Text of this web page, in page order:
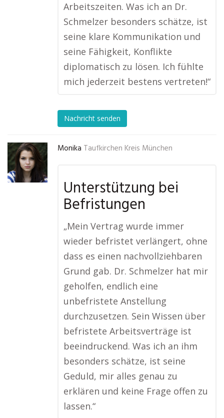
Arbeitszeiten. Was ich an Dr.
Schmelzer besonders schätze, ist
seine klare Kommunikation und
seine Fähigkeit, Konflikte
diplomatisch zu lösen. Ich fühlte
mich jederzeit bestens vertreten!“
Nachricht senden
Monika Taufkirchen Kreis München
Unterstützung bei
Befristungen
„Mein Vertrag wurde immer
wieder befristet verlängert, ohne
dass es einen nachvollziehbaren
Grund gab. Dr. Schmelzer hat mir
geholfen, endlich eine
unbefristete Anstellung
durchzusetzen. Sein Wissen über
befristete Arbeitsverträge ist
beeindruckend. Was ich an ihm
besonders schätze, ist seine
Geduld, mir alles genau zu
erklären und keine Frage offen zu
lassen.“